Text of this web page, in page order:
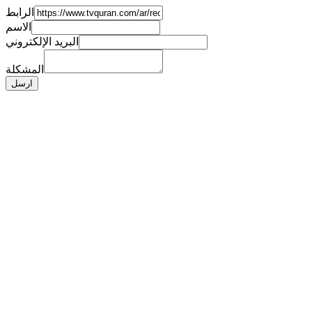
الرابط
الاسم
البريد الإلكتروني
المشكلة
ارسل